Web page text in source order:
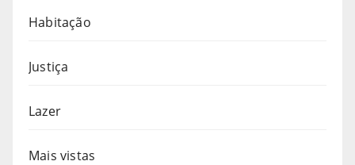
Habitação
Justiça
Lazer
Mais vistas